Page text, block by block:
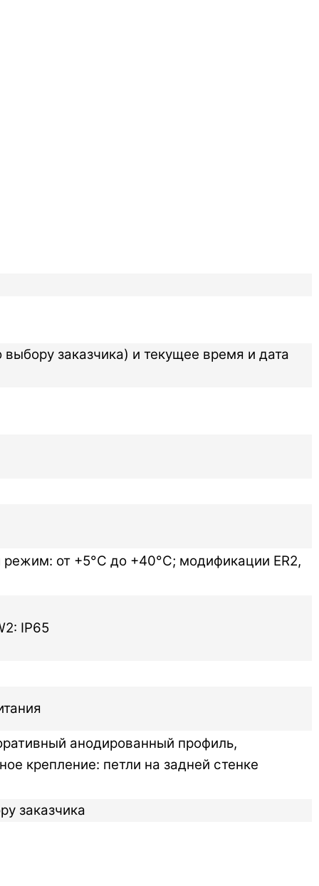
заказчика) и текущее время и дата
от +5°C до +40°C; модификации ER2,
IP65
анодированный профиль,
крепление: петли на задней стенке
заказчика